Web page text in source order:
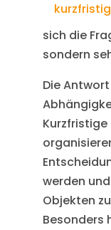
sich die
sondern
Die
Kurzfristige
werden
Objekten
Besonders